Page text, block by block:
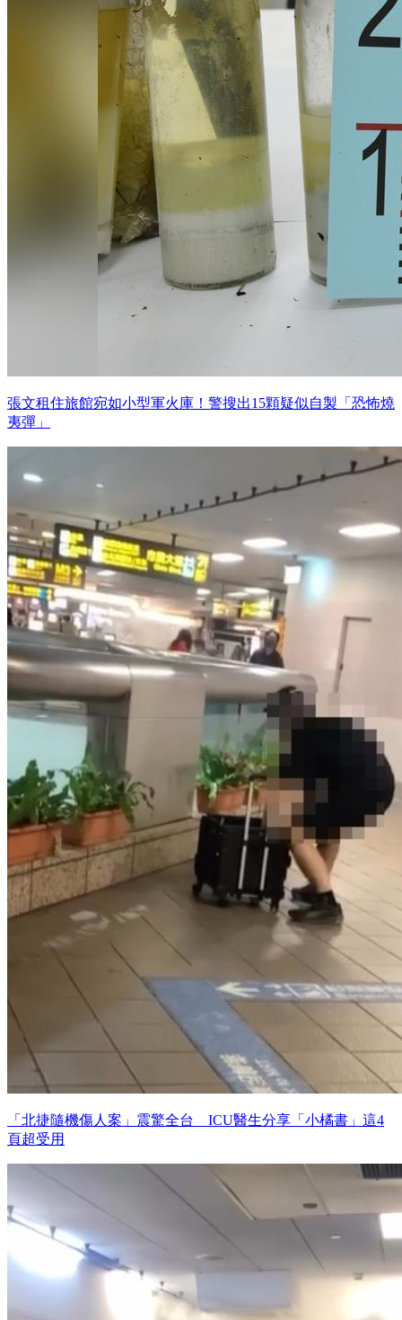
張文租住旅館宛如小型軍火庫！警搜出15顆疑似自製「恐怖燒
夷彈」
「北捷隨機傷人案」震驚全台 ICU醫生分享「小橘書」這4
頁超受用